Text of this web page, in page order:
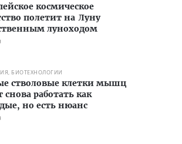
космическое
полетит на Луну
луноходом
БИОТЕХНОЛОГИИ
стволовые клетки мышц
снова работать как
но есть нюанс